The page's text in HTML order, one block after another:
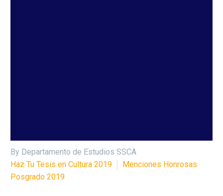
By Departamento de Estudios SSCA
Haz Tu Tesis en Cultura 2019
Menciones Honrosas
Posgrado 2019